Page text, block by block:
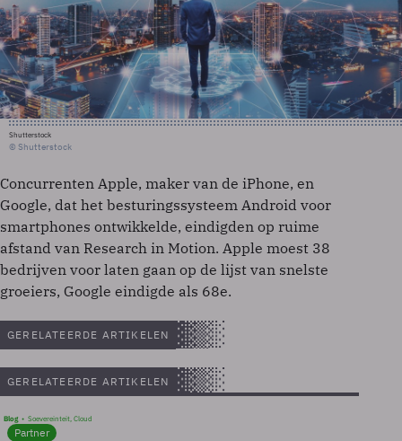
Shutterstock
© Shutterstock
Concurrenten Apple, maker van de iPhone, en
Google, dat het besturingssysteem Android voor
smartphones ontwikkelde, eindigden op ruime
afstand van Research in Motion. Apple moest 38
bedrijven voor laten gaan op de lijst van snelste
groeiers, Google eindigde als 68e.
GERELATEERDE ARTIKELEN
GERELATEERDE ARTIKELEN
Blog Soevereinteit, Cloud
Partner